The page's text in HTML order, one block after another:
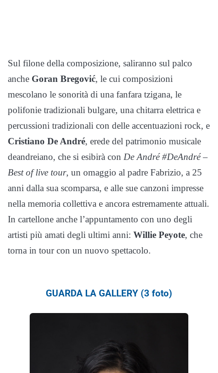
Sul filone della composizione, saliranno sul palco
anche Goran Bregović, le cui composizioni
mescolano le sonorità di una fanfara tzigana, le
polifonie tradizionali bulgare, una chitarra elettrica e
percussioni tradizionali con delle accentuazioni rock, e
Cristiano De André, erede del patrimonio musicale
deandreiano, che si esibirà con De André #DeAndré –
Best of live tour, un omaggio al padre Fabrizio, a 25
anni dalla sua scomparsa, e alle sue canzoni impresse
nella memoria collettiva e ancora estremamente attuali.
In cartellone anche l’appuntamento con uno degli
artisti più amati degli ultimi anni: Willie Peyote, che
torna in tour con un nuovo spettacolo.
GUARDA LA GALLERY (3 foto)